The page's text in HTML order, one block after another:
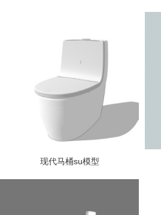
现代马桶su模型